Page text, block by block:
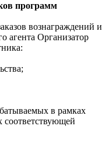
программ
вознаграждений и
агента Организатор
в рамках
соответствующей